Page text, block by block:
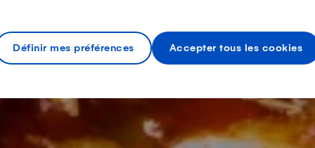
Définir mes préférences Accepter tous les cookies